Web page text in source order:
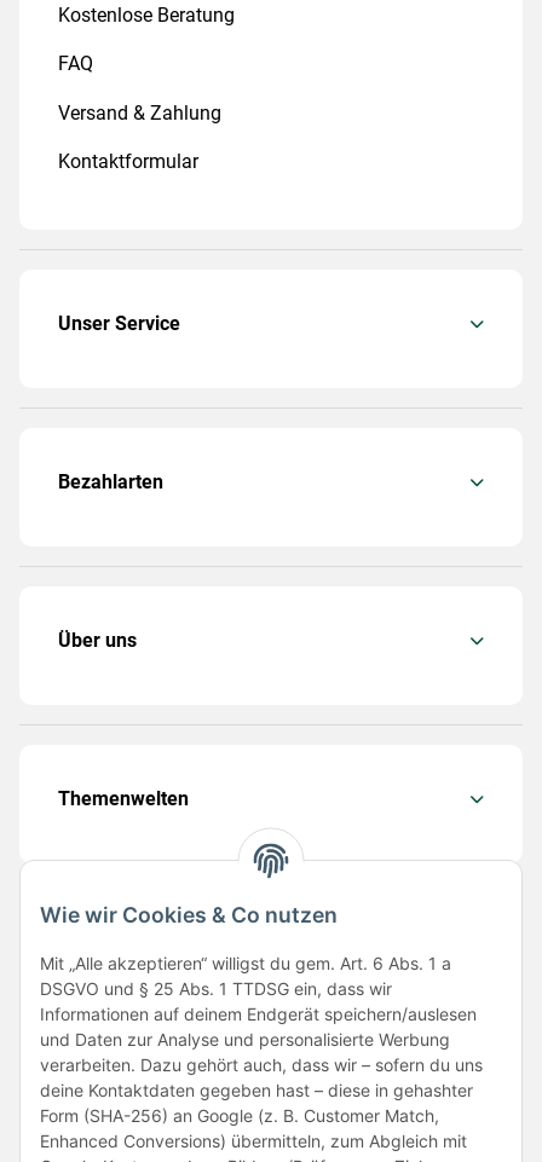
Wie wir Cookies & Co nutzen
Mit „Alle akzeptieren“ willigst du gem. Art. 6 Abs. 1 a
DSGVO und § 25 Abs. 1 TTDSG ein, dass wir
Informationen auf deinem Endgerät speichern/auslesen
und Daten zur Analyse und personalisierte Werbung
verarbeiten. Dazu gehört auch, dass wir – sofern du uns
deine Kontaktdaten gegeben hast – diese in gehashter
Form (SHA-256) an Google (z. B. Customer Match,
Enhanced Conversions) übermitteln, zum Abgleich mit
Kostenlose Beratung
FAQ
Versand & Zahlung
Kontaktformular
Unser Service
Bezahlarten
Über uns
Themenwelten
Folge uns
Unsere Partner